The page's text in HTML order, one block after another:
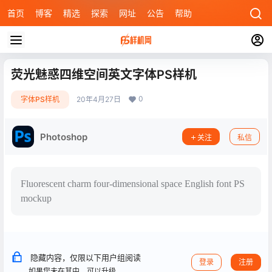
首页 博客 精选 探索 网址 公告 帮助
荧光魅惑四维空间英文字体PS样机
字体PS样机 20年4月27日 0
Photoshop 关注 私信
Fluorescent charm four-dimensional space English font PS
mockup
隐藏内容，仅限以下用户组阅读 登录 注册